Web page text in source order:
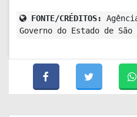
FONTE/CRÉDITOS:
Governo do Estado de São